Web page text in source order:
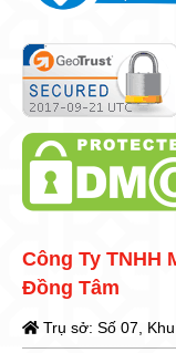
Công Ty TNHH
Đồng Tâm
Trụ sở: Số 07,